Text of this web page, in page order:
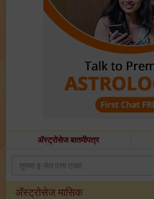
अ‍ॅस्ट्रोसेज बातमीपत्र
अ‍ॅस्ट्रोसेज मासिक